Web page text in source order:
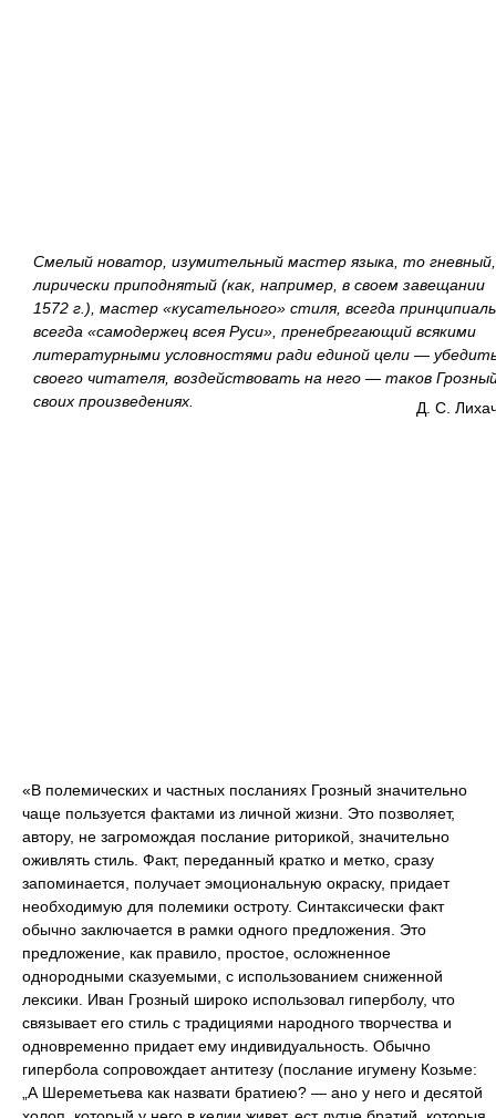
Смелый новатор, изумительный мастер языка, то
лирически приподнятый (как, например, в своем завещании
1572 г.), мастер «кусательного» стиля, всегда
всегда «самодержец всея Руси», пренебрегающий всякими
литературными условностями ради единой цели —
своего читателя, воздействовать на него — таков
своих произведениях.
Д. С.
«В полемических и частных посланиях Грозный значительно
чаще пользуется фактами из личной жизни. Это позволяет,
автору, не загромождая послание риторикой, значительно
оживлять стиль. Факт, переданный кратко и метко, сразу
запоминается, получает эмоциональную окраску, придает
необходимую для полемики остроту. Синтаксически факт
обычно заключается в рамки одного предложения. Это
предложение, как правило, простое, осложненное
однородными сказуемыми, с использованием сниженной
лексики. Иван Грозный широко использовал гиперболу, что
связывает его стиль с традициями народного творчества и
одновременно придает ему индивидуальность. Обычно
гипербола сопровождает антитезу (послание игумену Козьме:
„А Шереметьева как назвати братиею? — ано у него и десятой